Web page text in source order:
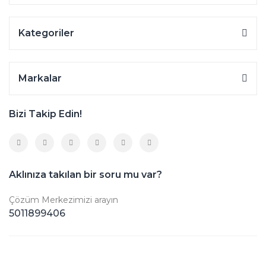
Kategoriler
Markalar
Bizi Takip Edin!
Aklınıza takılan bir soru mu var?
Çözüm Merkezimizi arayın
5011899406